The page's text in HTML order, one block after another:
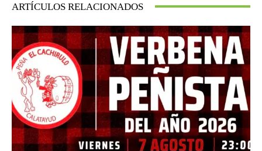
ARTÍCULOS RELACIONADOS